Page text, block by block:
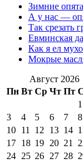
Зимние
А у нас —
Так срезать
Евминская
Как я ел
Мокрые
Август 2026
Пн Вт Ср Чт Пт
1
3
4 5 6 7 8
10 11 12 13 14
17 18 19 20 21
24 25 26 27 28